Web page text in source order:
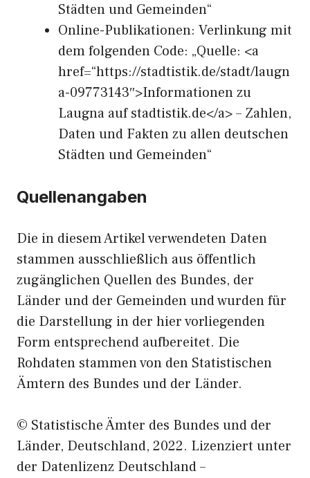
Städten und Gemeinden“
Online-Publikationen: Verlinkung mit
dem folgenden Code: „Quelle: <a
href=“https://stadtistik.de/stadt/laugn
a-09773143″>Informationen zu
Laugna auf stadtistik.de</a> – Zahlen,
Daten und Fakten zu allen deutschen
Städten und Gemeinden“
Quellenangaben
Die in diesem Artikel verwendeten Daten
stammen ausschließlich aus öffentlich
zugänglichen Quellen des Bundes, der
Länder und der Gemeinden und wurden für
die Darstellung in der hier vorliegenden
Form entsprechend aufbereitet. Die
Rohdaten stammen von den Statistischen
Ämtern des Bundes und der Länder.
© Statistische Ämter des Bundes und der
Länder, Deutschland, 2022. Lizenziert unter
der Datenlizenz Deutschland –